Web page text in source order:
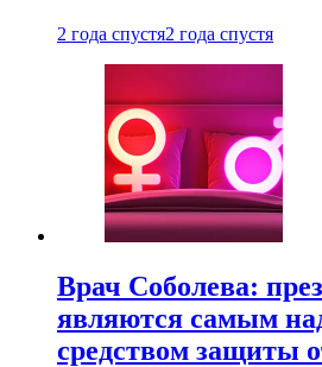
2 года спустя2 года спустя
Врач Соболева:
являются самым
средством защиты